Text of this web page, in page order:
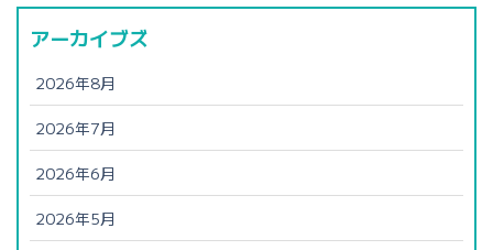
アーカイブズ
2026年8月
2026年7月
2026年6月
2026年5月